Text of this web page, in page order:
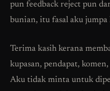
pun feedback reject pun
bunian, itu fasal aku
Terima kasih kerana
kupasan, pendapat,
Aku tidak minta untuk